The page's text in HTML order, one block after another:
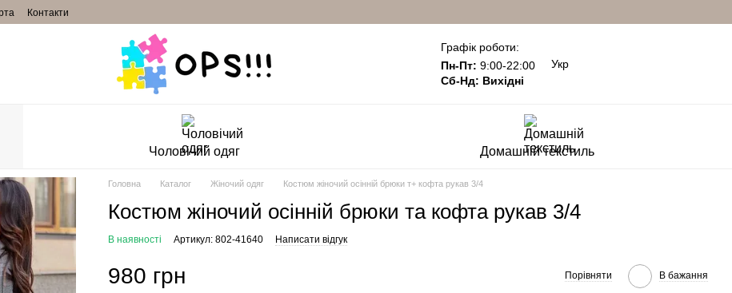
Контакти
Графік роботи:
Пн-Пт: 9:00-22:00
Сб-Нд: Вихідні
Укр
Чоловічий одяг Домашній текстиль
Головна Каталог Жіночий одяг Костюм жіночий осінній брюки т+ кофта рукав 3/4
Костюм жіночий осінній брюки та кофта рукав 3/4
В наявності Артикул: 802-41640 Написати відгук
980 грн Порівняти В бажання